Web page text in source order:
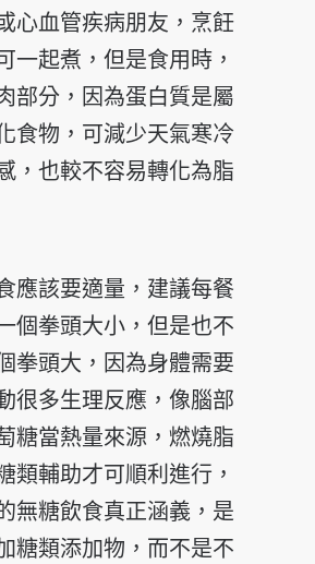
心血管疾病朋友，烹飪
一起煮，但是食用時，
部分，因為蛋白質是屬
食物，可減少天氣寒冷
，也較不容易轉化為脂
應該要適量，建議每餐
個拳頭大小，但是也不
拳頭大，因為身體需要
很多生理反應，像腦部
糖當熱量來源，燃燒脂
類輔助才可順利進行，
無糖飲食真正涵義，是
糖類添加物，而不是不